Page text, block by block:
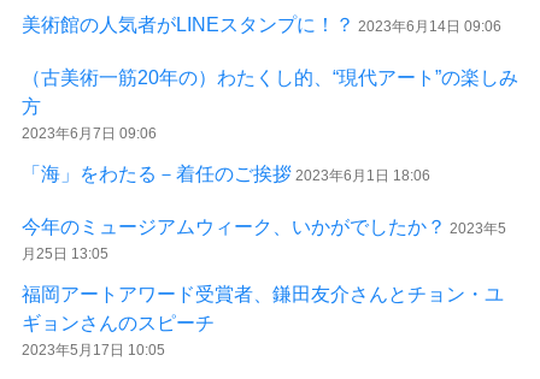
美術館の人気者がLINEスタンプに！？ 2023年6月14日 09:06
（古美術一筋20年の）わたくし的、“現代アート”の楽しみ
方
2023年6月7日 09:06
「海」をわたる－着任のご挨拶 2023年6月1日 18:06
今年のミュージアムウィーク、いかがでしたか？ 2023年5
月25日 13:05
福岡アートアワード受賞者、鎌田友介さんとチョン・ユ
ギョンさんのスピーチ
2023年5月17日 10:05